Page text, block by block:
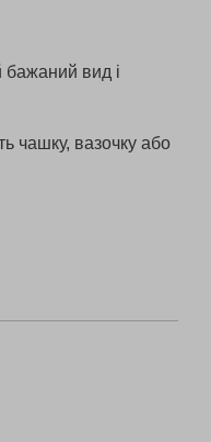
бажаний вид і
чашку, вазочку або